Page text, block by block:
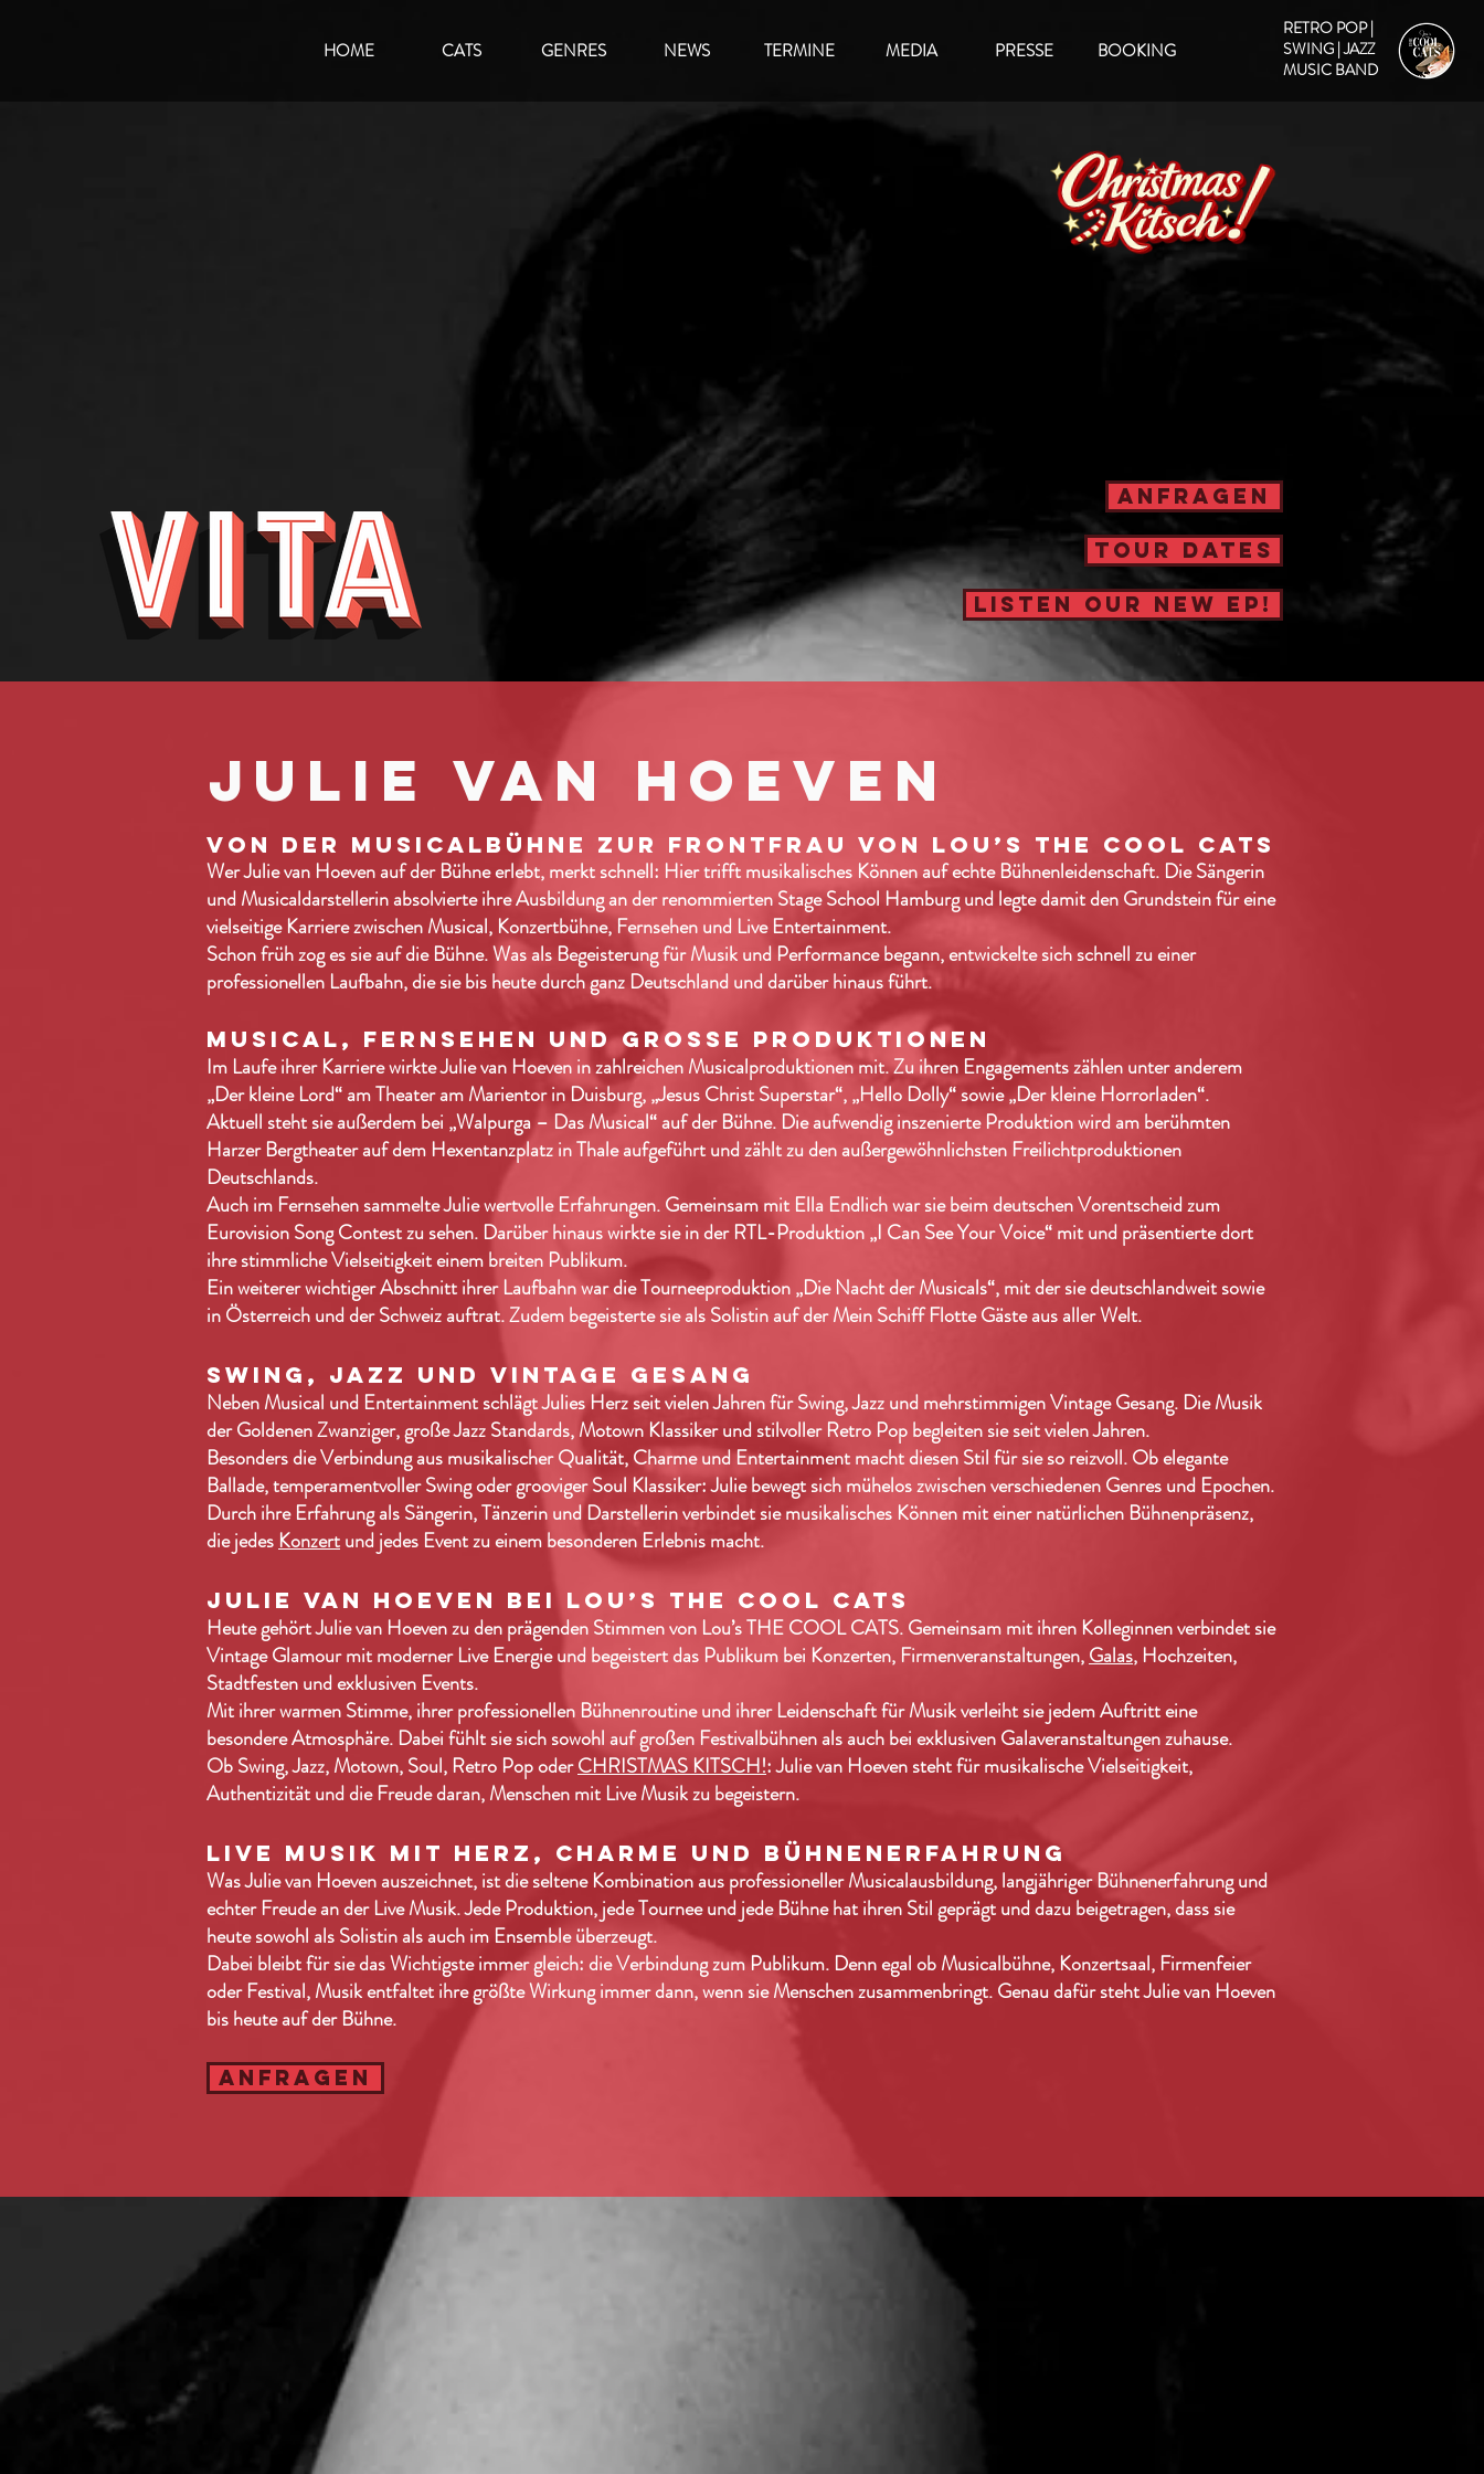
HOME CATS GENRES NEWS TERMINE MEDIA PRESSE BOOKING
RETRO POP |
SWING | JAZZ
MUSIC BAND
ANFRAGEN
TOUR DATES
LISTEN OUR NEW EP!
Julie van Hoeven
VON DER MUSICALBÜHNE ZUR FRONTFRAU VON LOU’S THE COOL CATS
Wer Julie van Hoeven auf der Bühne erlebt, merkt schnell: Hier trifft musikalisches Können auf echte Bühnenleidenschaft. Die Sängerin
und Musicaldarstellerin absolvierte ihre Ausbildung an der renommierten Stage School Hamburg und legte damit den Grundstein für eine
vielseitige Karriere zwischen Musical, Konzertbühne, Fernsehen und Live Entertainment.
Schon früh zog es sie auf die Bühne. Was als Begeisterung für Musik und Performance begann, entwickelte sich schnell zu einer
professionellen Laufbahn, die sie bis heute durch ganz Deutschland und darüber hinaus führt.
MUSICAL, FERNSEHEN UND GROSSE PRODUKTIONEN
Im Laufe ihrer Karriere wirkte Julie van Hoeven in zahlreichen Musicalproduktionen mit. Zu ihren Engagements zählen unter anderem
„Der kleine Lord“ am Theater am Marientor in Duisburg, „Jesus Christ Superstar“, „Hello Dolly“ sowie „Der kleine Horrorladen“.
Aktuell steht sie außerdem bei „Walpurga – Das Musical“ auf der Bühne. Die aufwendig inszenierte Produktion wird am berühmten
Harzer Bergtheater auf dem Hexentanzplatz in Thale aufgeführt und zählt zu den außergewöhnlichsten Freilichtproduktionen
Deutschlands.
Auch im Fernsehen sammelte Julie wertvolle Erfahrungen. Gemeinsam mit Ella Endlich war sie beim deutschen Vorentscheid zum
Eurovision Song Contest zu sehen. Darüber hinaus wirkte sie in der RTL-Produktion „I Can See Your Voice“ mit und präsentierte dort
ihre stimmliche Vielseitigkeit einem breiten Publikum.
Ein weiterer wichtiger Abschnitt ihrer Laufbahn war die Tourneeproduktion „Die Nacht der Musicals“, mit der sie deutschlandweit sowie
in Österreich und der Schweiz auftrat. Zudem begeisterte sie als Solistin auf der Mein Schiff Flotte Gäste aus aller Welt.
SWING, JAZZ UND VINTAGE GESANG
Neben Musical und Entertainment schlägt Julies Herz seit vielen Jahren für Swing, Jazz und mehrstimmigen Vintage Gesang. Die Musik
der Goldenen Zwanziger, große Jazz Standards, Motown Klassiker und stilvoller Retro Pop begleiten sie seit vielen Jahren.
Besonders die Verbindung aus musikalischer Qualität, Charme und Entertainment macht diesen Stil für sie so reizvoll. Ob elegante
Ballade, temperamentvoller Swing oder grooviger Soul Klassiker: Julie bewegt sich mühelos zwischen verschiedenen Genres und Epochen.
Durch ihre Erfahrung als Sängerin, Tänzerin und Darstellerin verbindet sie musikalisches Können mit einer natürlichen Bühnenpräsenz,
die jedes Konzertund jedes Event zu einem besonderen Erlebnis macht.
JULIE VAN HOEVEN BEI LOU’S THE COOL CATS
Heute gehört Julie van Hoeven zu den prägenden Stimmen von Lou’s THE COOL CATS. Gemeinsam mit ihren Kolleginnen verbindet sie
Vintage Glamour mit moderner Live Energie und begeistert das Publikum bei Konzerten, Firmenveranstaltungen,Galas, Hochzeiten,
Stadtfesten und exklusiven Events.
Mit ihrer warmen Stimme, ihrer professionellen Bühnenroutine und ihrer Leidenschaft für Musik verleiht sie jedem Auftritt eine
besondere Atmosphäre. Dabei fühlt sie sich sowohl auf großen Festivalbühnen als auch bei exklusiven Galaveranstaltungen zuhause.
Ob Swing, Jazz, Motown, Soul, Retro Pop oderCHRISTMAS KITSCH!: Julie van Hoeven steht für musikalische Vielseitigkeit,
Authentizität und die Freude daran, Menschen mit Live Musik zu begeistern.
LIVE MUSIK MIT HERZ, CHARME UND BÜHNENERFAHRUNG
Was Julie van Hoeven auszeichnet, ist die seltene Kombination aus professioneller Musicalausbildung, langjähriger Bühnenerfahrung und
echter Freude an der Live Musik. Jede Produktion, jede Tournee und jede Bühne hat ihren Stil geprägt und dazu beigetragen, dass sie
heute sowohl als Solistin als auch im Ensemble überzeugt.
Dabei bleibt für sie das Wichtigste immer gleich: die Verbindung zum Publikum. Denn egal ob Musicalbühne, Konzertsaal, Firmenfeier
oder Festival, Musik entfaltet ihre größte Wirkung immer dann, wenn sie Menschen zusammenbringt. Genau dafür steht Julie van Hoeven
bis heute auf der Bühne.
ANFRAGEN